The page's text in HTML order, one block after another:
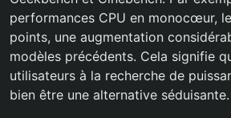
performances CPU en monocœur,
points, une augmentation
modèles précédents. Cela signifie
utilisateurs à la recherche de
bien être une alternative séduisante.